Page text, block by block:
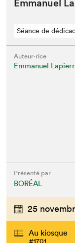
Emmanuel
Séance de
Auteur·rice
Emmanuel
Présenté par
BORÉAL
25
Au kiosque
#1701